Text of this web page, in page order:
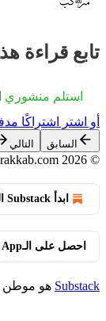
تابع قراءة
استلم منشوري
أو اشترِ اشتراكًا
السابق التالي
© 2026 Murakkab.com
ابدأ Substack الخاص بك
احصل على الـApp
Substack هو موطن